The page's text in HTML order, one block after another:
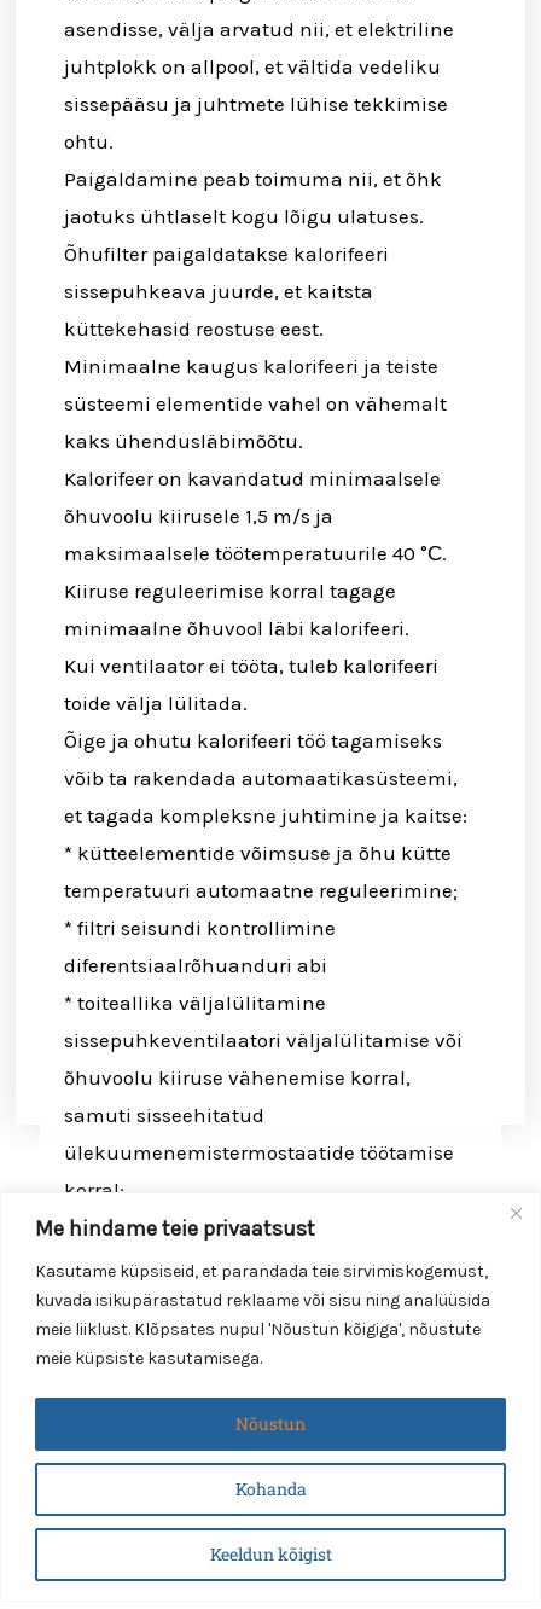
Me hindame teie privaatsust
Kasutame küpsiseid, et parandada teie sirvimiskogemust,
kuvada isikupärastatud reklaame või sisu ning analüüsida
meie liiklust. Klõpsates nupul 'Nõustun kõigiga', nõustute
meie küpsiste kasutamisega.
Kohanda
Keeldun kõigist
Nõustun
asendisse, välja arvatud nii, et elektriline
juhtplokk on allpool, et vältida vedeliku
sissepääsu ja juhtmete lühise tekkimise
ohtu.
Paigaldamine peab toimuma nii, et õhk
jaotuks ühtlaselt kogu lõigu ulatuses.
Õhufilter paigaldatakse kalorifeeri
sissepuhkeava juurde, et kaitsta
küttekehasid reostuse eest.
Minimaalne kaugus kalorifeeri ja teiste
süsteemi elementide vahel on vähemalt
kaks ühendusläbimõõtu.
Kalorifeer on kavandatud minimaalsele
õhuvoolu kiirusele 1,5 m/s ja
maksimaalsele töötemperatuurile 40 °С.
Kiiruse reguleerimise korral tagage
minimaalne õhuvool läbi kalorifeeri.
Kui ventilaator ei tööta, tuleb kalorifeeri
toide välja lülitada.
Õige ja ohutu kalorifeeri töö tagamiseks
võib ta rakendada automaatikasüsteemi,
et tagada kompleksne juhtimine ja kaitse:
* kütteelementide võimsuse ja õhu kütte
temperatuuri automaatne reguleerimine;
* filtri seisundi kontrollimine
diferentsiaalrõhuanduri abi
* toiteallika väljalülitamine
sissepuhkeventilaatori väljalülitamise või
õhuvoolu kiiruse vähenemise korral,
samuti sisseehitatud
ülekuumenemistermostaatide töötamise
korral;
* ventilatsioonisüsteemi väljalülitamine
koos elektriliste kütteelementide
läbipuhumisega.
Smartvent Group OÜ
Läike tee 1, 75312 Peetri küla, Rae vald, Harjumaa
info@smartventgroup.ee